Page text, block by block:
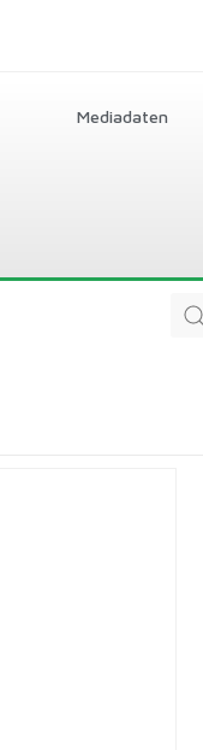
Mediadaten